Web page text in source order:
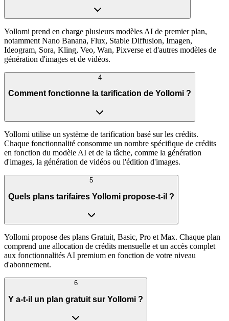
Yollomi prend en charge plusieurs modèles AI de premier plan,
notamment Nano Banana, Flux, Stable Diffusion, Imagen,
Ideogram, Sora, Kling, Veo, Wan, Pixverse et d'autres modèles de
génération d'images et de vidéos.
4
Comment fonctionne la tarification de Yollomi ?
Yollomi utilise un système de tarification basé sur les crédits.
Chaque fonctionnalité consomme un nombre spécifique de crédits
en fonction du modèle AI et de la tâche, comme la génération
d'images, la génération de vidéos ou l'édition d'images.
5
Quels plans tarifaires Yollomi propose-t-il ?
Yollomi propose des plans Gratuit, Basic, Pro et Max. Chaque plan
comprend une allocation de crédits mensuelle et un accès complet
aux fonctionnalités AI premium en fonction de votre niveau
d'abonnement.
6
Y a-t-il un plan gratuit sur Yollomi ?